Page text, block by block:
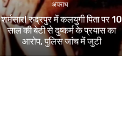
अपराध
शर्मसार! रुद्रपुर में कलयुगी पिता पर 10
साल की बेटी से दुष्कर्म के प्रयास का
आरोप, पुलिस जांच में जुटी